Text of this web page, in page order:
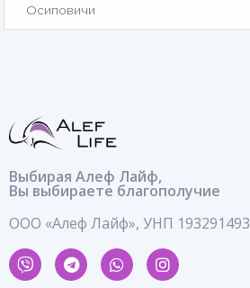
Осиповичи
Выбирая Алеф Лайф,
Вы выбираете благополучие
ООО «Алеф Лайф», УНП 193291493